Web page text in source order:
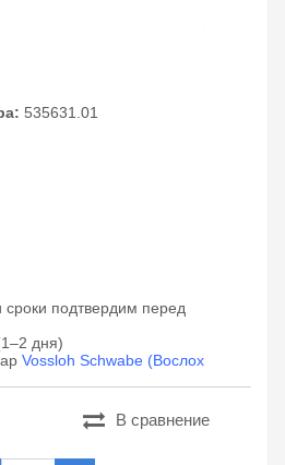
535631.01
сроки подтвердим перед
дня)
Vossloh Schwabe (Вослох
В сравнение